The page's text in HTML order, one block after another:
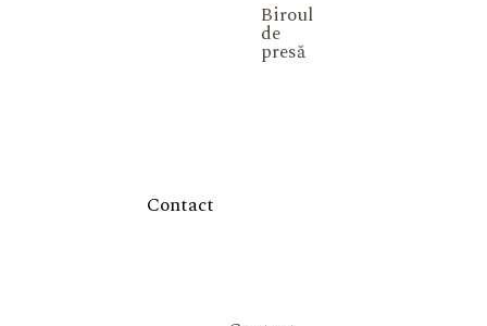
Biroul
de
presă
Contact